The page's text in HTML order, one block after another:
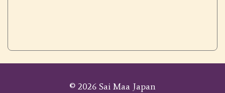
© 2026 Sai Maa Japan